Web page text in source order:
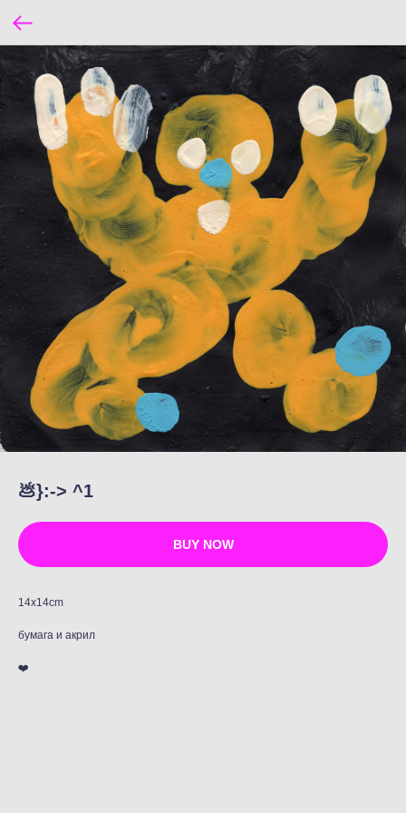
💩}:-> ^1
BUY NOW
14x14cm
бумага и акрил
❤️